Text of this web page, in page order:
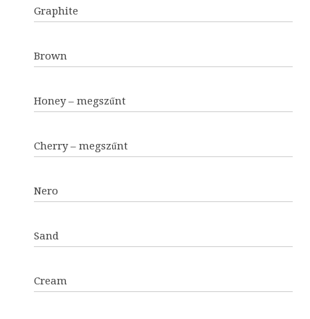
Graphite
Brown
Honey – megszűnt
Cherry – megszűnt
Nero
Sand
Cream